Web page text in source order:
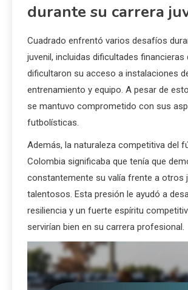
durante su carrera
Cuadrado enfrentó varios desafíos
juvenil, incluidas dificultades financieras
dificultaron su acceso a instalaciones
entrenamiento y equipo. A pesar de
se mantuvo comprometido con sus
futbolísticas.
Además, la naturaleza competitiva del
Colombia significaba que tenía que
constantemente su valía frente a otros
talentosos. Esta presión le ayudó a
resiliencia y un fuerte espíritu
servirían bien en su carrera profesional.